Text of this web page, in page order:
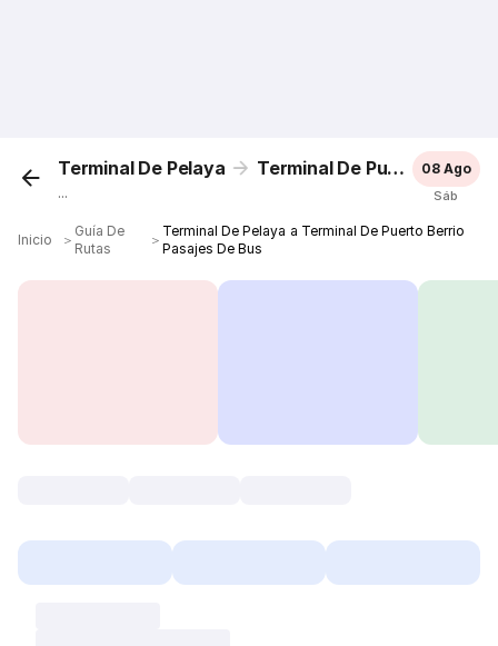
Terminal De Pelaya Terminal De Puerto Berrio
...
08 Ago
Sáb
Inicio ＞
Guía De
Rutas
＞
Terminal De Pelaya a Terminal De Puerto Berrio
Pasajes De Bus